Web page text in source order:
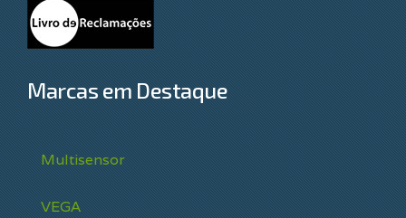
Marcas em Destaque
Multisensor
VEGA